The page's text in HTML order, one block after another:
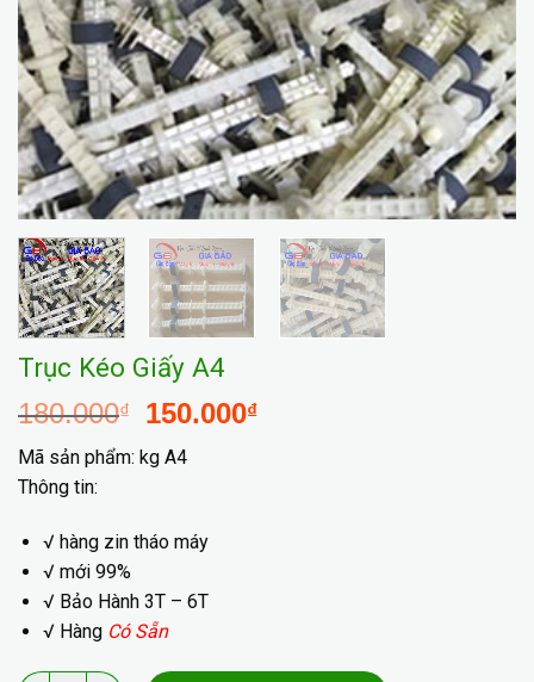
Trục Kéo Giấy A4
180.000₫ 150.000₫
Mã sản phẩm: kg A4
Thông tin:
√ hàng zin tháo máy
√ mới 99%
√ Bảo Hành 3T – 6T
√ Hàng Có Sẵn